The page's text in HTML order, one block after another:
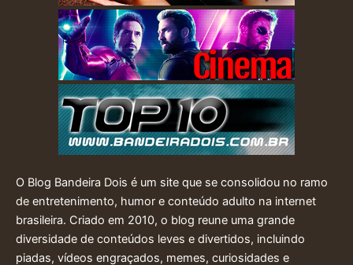
O Blog Bandeira Dois é um site que se consolidou no ramo
de entretenimento, humor e conteúdo adulto na internet
brasileira. Criado em 2010, o blog reune uma grande
diversidade de conteúdos leves e divertidos, incluindo
piadas, vídeos engraçados, memes, curiosidades e